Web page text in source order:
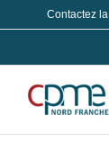
au
Contactez